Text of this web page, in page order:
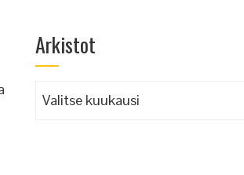
Arkistot
Arkistot